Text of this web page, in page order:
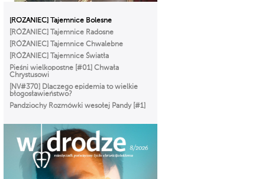
[RÓŻANIEC] Tajemnice Bolesne
[RÓŻANIEC] Tajemnice Radosne
[RÓŻANIEC] Tajemnice Chwalebne
[RÓŻANIEC] Tajemnice Światła
Pieśni wielkopostne [#01] Chwała
Chrystusowi
[NV#370] Dlaczego epidemia to wielkie
błogosławieństwo?
Pandziochy Rozmówki wesołej Pandy [#1]
Gorzkie Żale[#01] Część Pierwsza
Msza Online – Łódź 29.03.2020
godz. 12:00
Droga do zbawienia [#01] Adam i Ewa.
Odpowiedzialni = wolni.